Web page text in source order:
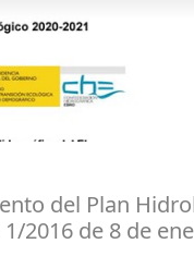
del Plan
2016 de 8 de